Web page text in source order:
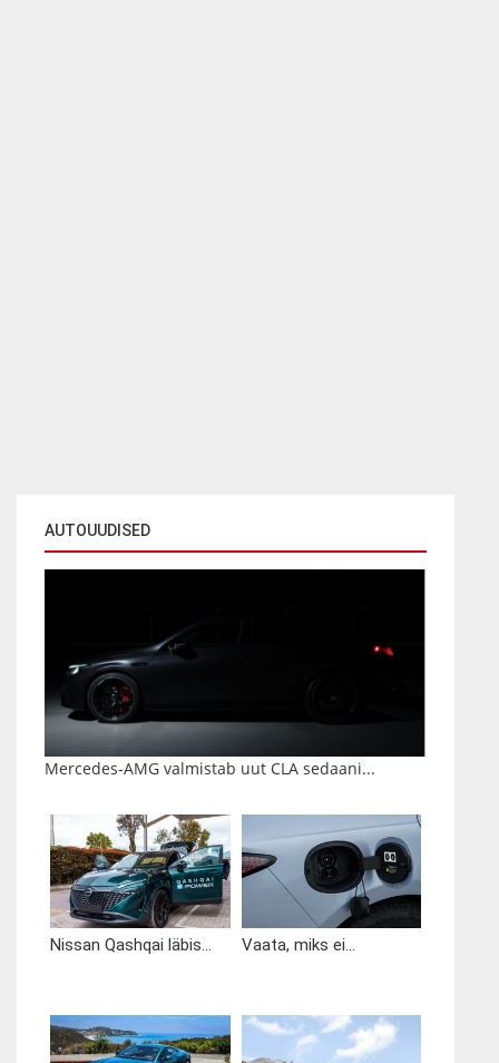
AUTOUUDISED
Mercedes-AMG valmistab uut CLA sedaani...
Nissan Qashqai läbis... Vaata, miks ei...